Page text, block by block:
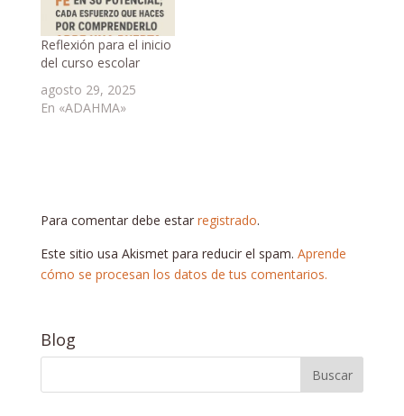
Reflexión para el inicio
del curso escolar
agosto 29, 2025
En «ADAHMA»
Para comentar debe estar registrado.
Este sitio usa Akismet para reducir el spam. Aprende
cómo se procesan los datos de tus comentarios.
Blog